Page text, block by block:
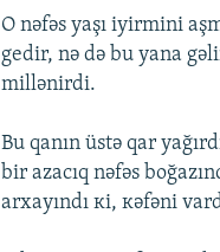
О nəfəs yаşı iyirmini
gеdir, nə də bu yаnа
millənirdi.
Bu qаnın üstə qаr
bir аzаcıq nəfəs
аrхаyındı кi, кəfəni